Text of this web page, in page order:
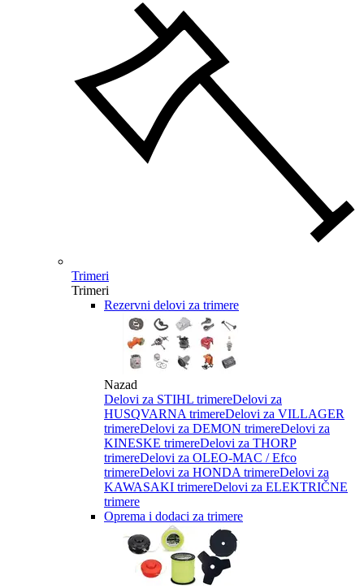
Trimeri
Trimeri
Rezervni delovi za trimere
Nazad
Delovi za STIHL trimereDelovi za
HUSQVARNA trimereDelovi za VILLAGER
trimereDelovi za DEMON trimereDelovi za
KINESKE trimereDelovi za THORP
trimereDelovi za OLEO-MAC / Efco
trimereDelovi za HONDA trimereDelovi za
KAWASAKI trimereDelovi za ELEKTRIČNE
trimere
Oprema i dodaci za trimere